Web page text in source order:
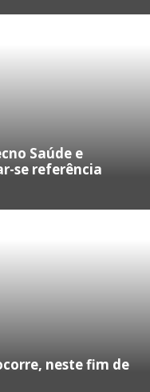
Saúde e
se referência
neste fim de